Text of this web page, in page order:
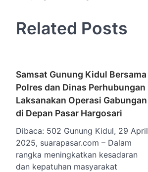
Related Posts
Samsat Gunung Kidul Bersama
Polres dan Dinas Perhubungan
Laksanakan Operasi Gabungan
di Depan Pasar Hargosari
Dibaca: 502 Gunung Kidul, 29 April
2025, suarapasar.com – Dalam
rangka meningkatkan kesadaran
dan kepatuhan masyarakat